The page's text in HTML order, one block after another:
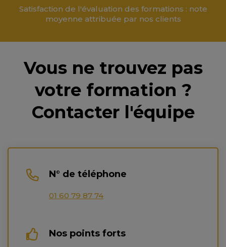
Satisfaction de l'évaluation des formations : note
moyenne attribuée par nos clients
Vous ne trouvez pas
votre formation ?
Contacter l'équipe
N° de téléphone
01 60 79 87 74
Nos points forts